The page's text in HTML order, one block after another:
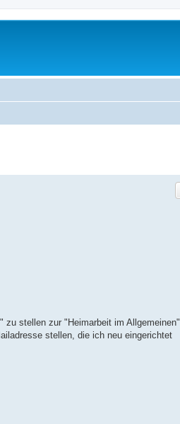
stellen zur "Heimarbeit im Allgemeinen"
stellen, die ich neu eingerichtet